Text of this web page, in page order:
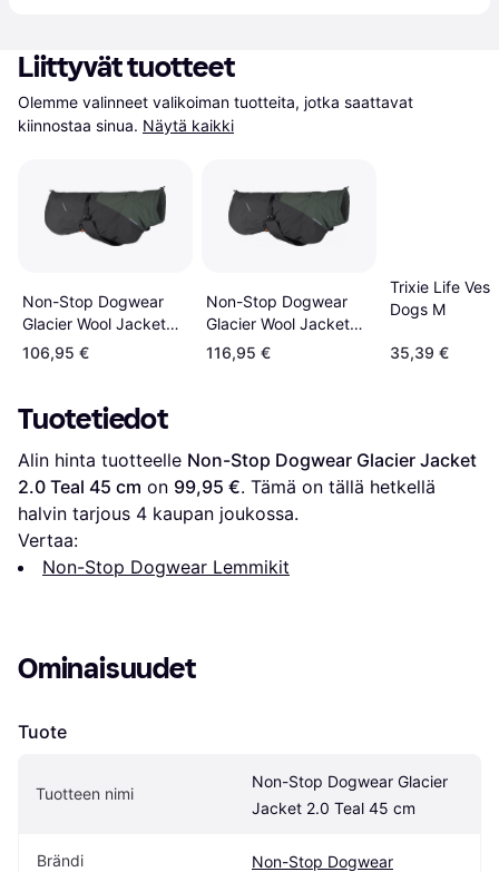
Liittyvät tuotteet
Olemme valinneet valikoiman tuotteita, jotka saattavat
kiinnostaa sinua. Näytä kaikki
Non-Stop Dogwear
Glacier Wool Jacket
2.0 27
106,95 €
Non-Stop Dogwear
Glacier Wool Jacket
2.0 55
116,95 €
Trixie Life
Dogs M
35,39 €
Tuotetiedot
Alin hinta tuotteelle Non-Stop Dogwear Glacier Jacket
2.0 Teal 45 cm on 99,95 €. Tämä on tällä hetkellä
halvin tarjous 4 kaupan joukossa.
Vertaa:
Non-Stop Dogwear Lemmikit
Ominaisuudet
Tuote
Tuotteen nimi
Non-Stop Dogwear Glacier
Jacket 2.0 Teal 45 cm
Brändi Non-Stop Dogwear